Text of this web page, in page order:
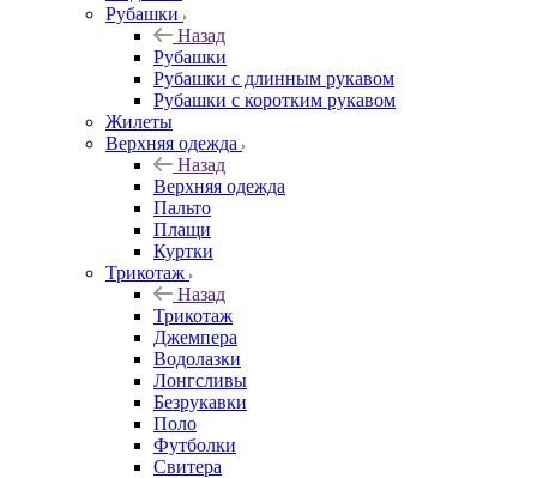
Рубашки
Назад
Рубашки
Рубашки с длинным рукавом
Рубашки с коротким рукавом
Жилеты
Верхняя одежда
Назад
Верхняя одежда
Пальто
Плащи
Куртки
Трикотаж
Назад
Трикотаж
Джемпера
Водолазки
Лонгсливы
Безрукавки
Поло
Футболки
Свитера